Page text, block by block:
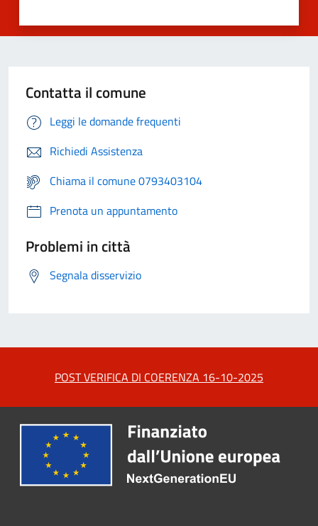
Contatta il comune
Leggi le domande frequenti
Richiedi Assistenza
Chiama il comune 0793403104
Prenota un appuntamento
Problemi in città
Segnala disservizio
POST VERIFICA DI COERENZA 16-10-2025